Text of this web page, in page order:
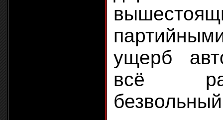
ущерб
всё